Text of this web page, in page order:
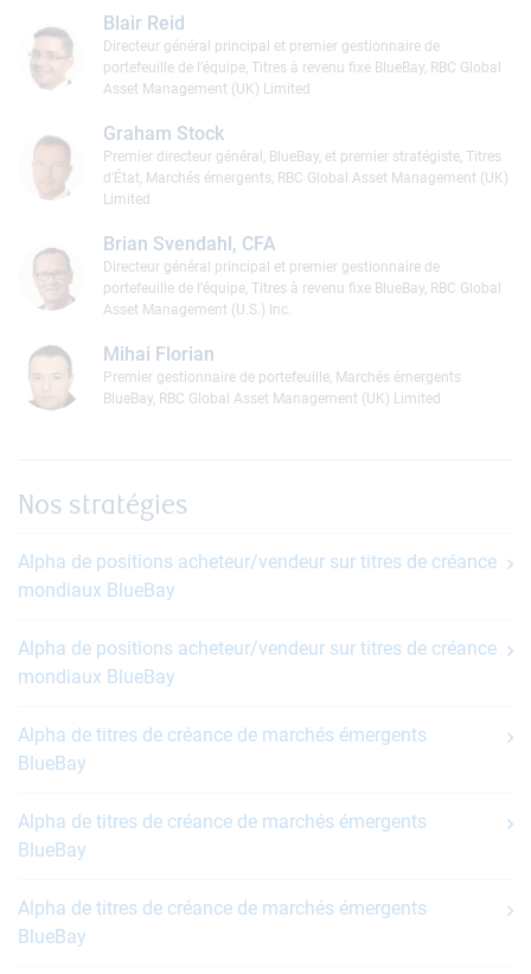
Blair Reid
Directeur général principal et premier gestionnaire de
portefeuille de l’équipe, Titres à revenu fixe BlueBay, RBC Global
Asset Management (UK) Limited
Graham Stock
Premier directeur général, BlueBay, et premier stratégiste, Titres
d’État, Marchés émergents, RBC Global Asset Management (UK)
Limited
Brian Svendahl, CFA
Directeur général principal et premier gestionnaire de
portefeuille de l’équipe, Titres à revenu fixe BlueBay, RBC Global
Asset Management (U.S.) Inc.
Mihai Florian
Premier gestionnaire de portefeuille, Marchés émergents
BlueBay, RBC Global Asset Management (UK) Limited
Nos stratégies
Alpha de positions acheteur/vendeur sur titres de créance
mondiaux BlueBay
Alpha de positions acheteur/vendeur sur titres de créance
mondiaux BlueBay
Alpha de titres de créance de marchés émergents
BlueBay
Alpha de titres de créance de marchés émergents
BlueBay
Alpha de titres de créance de marchés émergents
BlueBay